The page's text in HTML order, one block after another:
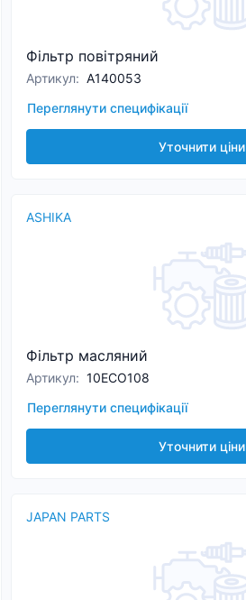
Фільтр повітряний
Артикул: A140053
Переглянути специфікації
Уточнити ціни
ASHIKA
Фільтр масляний
Артикул: 10ECO108
Переглянути специфікації
Уточнити ціни
JAPAN PARTS